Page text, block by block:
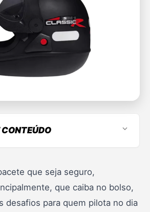
CONTEÚDO
dos Recursos
que seja seguro,
que caiba no bolso,
desafios para quem pilota no dia